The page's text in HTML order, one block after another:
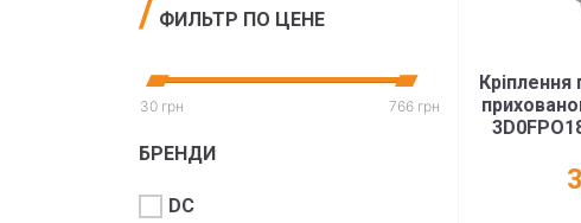
ФИЛЬТР ПО ЦЕНЕ
30 грн 766 грн
БРЕНДИ
DC
Кріплення